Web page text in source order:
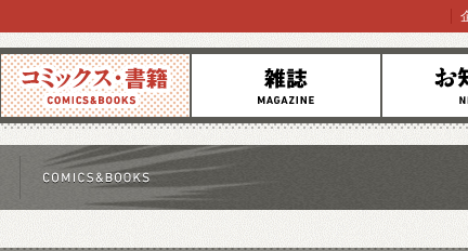
コミックス 雑誌 お知らせ